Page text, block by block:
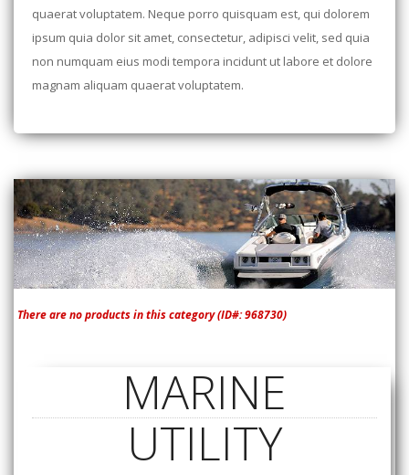
quaerat voluptatem. Neque porro quisquam est, qui dolorem
ipsum quia dolor sit amet, consectetur, adipisci velit, sed quia
non numquam eius modi tempora incidunt ut labore et dolore
magnam aliquam quaerat voluptatem.
There are no products in this category (ID#: 968730)
MARINE
UTILITY